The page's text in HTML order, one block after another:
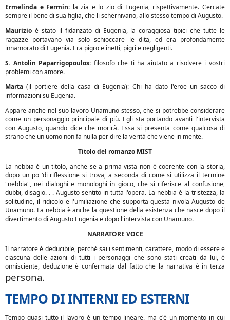
Ermelinda e Fermin: la zia e lo zio di Eugenia, rispettivamente. Cercate
sempre il bene di sua figlia, che li schernivano, allo stesso tempo di Augusto.
Maurizio è stato il fidanzato di Eugenia, la coraggiosa tipici che tutte le
ragazze portavano via solo schioccare le dita, ed era profondamente
innamorato di Eugenia. Era pigro e inetti, pigri e negligenti.
S. Antolin Paparrigopoulos: filosofo che ti ha aiutato a risolvere i vostri
problemi con amore.
Marta (il portiere della casa di Eugenia): Chi ha dato l'eroe un sacco di
informazioni su Eugenia.
Appare anche nel suo lavoro Unamuno stesso, che si potrebbe considerare
come un personaggio principale di più. Egli sta portando avanti l'intervista
con Augusto, quando dice che morirà. Essa si presenta come qualcosa di
strano che un uomo non fa nulla per dire la verità che viene in mente.
Titolo del romanzo MIST
La nebbia è un titolo, anche se a prima vista non è coerente con la storia,
dopo un po 'di riflessione si trova, a seconda di come si utilizza il termine
"nebbia", nei dialoghi e monologhi in gioco, che si riferisce al confusione,
dubbi, disagio. . . Augusto sentito in tutta l'opera. La nebbia è la tristezza, la
solitudine, il ridicolo e l'umiliazione che supporta questa nivola Augusto de
Unamuno. La nebbia è anche la questione della esistenza che nasce dopo il
divertimento di Augusto Eugenia e dopo l'intervista con Unamuno.
NARRATORE VOCE
Il narratore è deducibile, perché sai i sentimenti, carattere, modo di essere e
ciascuna delle azioni di tutti i personaggi che sono stati creati da lui, è
onnisciente, deduzione è confermata dal fatto che la narrativa è in terza
persona.
TEMPO DI INTERNI ED ESTERNI
Tempo quasi tutto il lavoro è un tempo lineare, ma c'è un momento in cui